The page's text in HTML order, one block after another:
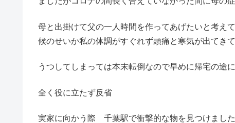
母と出掛けて父の一人時間を作ってあげたいと考え
候のせいか私の体調がすぐれず頭痛と寒気が出てき
うつしてしまっては本末転倒なので早めに帰宅の途
全く役に立たず反省
実家に向かう際 千葉駅で衝撃的な物を見つけました